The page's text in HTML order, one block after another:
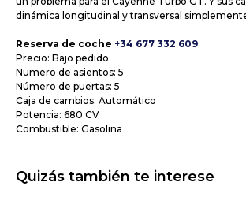
dinámica longitudinal y transversal
Reserva de coche +34 677 332 609
Precio: Bajo pedido
Numero de asientos: 5
Número de puertas: 5
Caja de cambios: Automático
Potencia: 680 CV
Combustible: Gasolina
Quizás también te interese